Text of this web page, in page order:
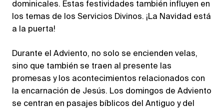
dominicales. Estas festividades también influyen en
los temas de los Servicios Divinos. ¡La Navidad está
a la puerta!
Durante el Adviento, no solo se encienden velas,
sino que también se traen al presente las
promesas y los acontecimientos relacionados con
la encarnación de Jesús. Los domingos de Adviento
se centran en pasajes bíblicos del Antiguo y del